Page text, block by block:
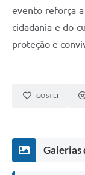
evento reforça
cidadania e do
proteção e
GOSTEI
Galerias